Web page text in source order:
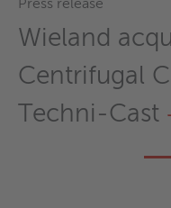
Aerospace
Your Global
Aerospace